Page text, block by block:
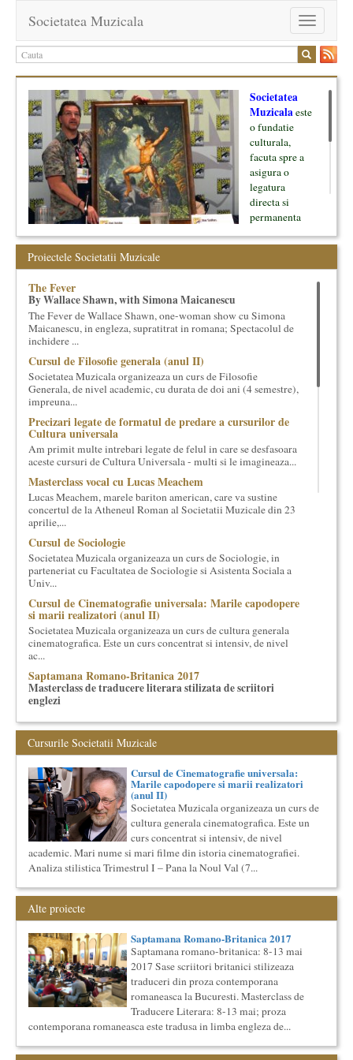
Toggle
navigation
Societatea Muzicala
Societatea
Muzicalaeste
o fundatie
culturala,
facuta spre a
asigura o
legatura
directa si
permanenta
oamenii ei, pe
inceput cu muzica clasica - si de aici numele -, insa acum
dezvoltam proiecte si in alte domenii ale culturii.
Facem management cultural, dezvoltam si administram proiecte
cultural si consultanta. Organizam concursuri, concerte si
evenimente culturale, private sau publice, tinem cursuri de
cultura generala muzicala, teatrala, filosofica si de alte feluri.
Cuvinte in plus despre proiect, despre cei care il administreaza si
cei care il finantateaza sunt in rubricile de mai jos.
Proiectele Societatii Muzicale
The Fever
By Wallace Shawn, with Simona Maicanescu
The Fever de Wallace Shawn, one-woman show cu Simona
Maicanescu, in engleza, supratitrat in romana; Spectacolul de
inchidere ...
Cursul de Filosofie generala (anul II)
Societatea Muzicala organizeaza un curs de Filosofie
Generala, de nivel academic, cu durata de doi ani (4 semestre),
impreuna...
Precizari legate de formatul de predare a cursurilor de
Cultura universala
Am primit multe intrebari legate de felul in care se desfasoara
aceste cursuri de Cultura Universala - multi si le imagineaza...
Masterclass vocal cu Lucas Meachem
Lucas Meachem, marele bariton american, care va sustine
concertul de la Atheneul Roman al Societatii Muzicale din 23
aprilie,...
Cursul de Sociologie
Societatea Muzicala organizeaza un curs de Sociologie, in
parteneriat cu Facultatea de Sociologie si Asistenta Sociala a
Univ...
Cursul de Cinematografie universala: Marile capodopere
si marii realizatori (anul II)
Societatea Muzicala organizeaza un curs de cultura generala
cinematografica. Este un curs concentrat si intensiv, de nivel
ac...
Saptamana Romano-Britanica 2017
Masterclass de traducere literara stilizata de scriitori
englezi
britanici stilizeaza traduceri din proza contemporana
romaneasca ...
Masterclass de traducere literara stilizata de scriitori
englezi
“Lidia Vianu’s Students Translate” Ediția a III-a / 16-21
aprilie 2018 5 scriitori britanici şi o edi...
Cursul de Teatru universal
Societatea Muzicala organizeaza un curs de cultura generala
teatrala, de nivel academic, in parteneriat cu Universitatea
Nati...
Bucurestiul Cultural Neconventional
(Neconventionaliada)
Competitia proiectelor culturale neconventionale ale
Bucurestiului
Bucurestiul Cultural Neconventional (sau Neconventionaliada
- nume provizoriu) are ca obiectiv prezentarea tuturor
proiectelo...
Cursul de Lingvistica (anul II)
Societatea Muzicala organizeaza un curs de cultura generala
lingvistica. Este un curs intensiv si concentrat, de nivel
academ...
Masterclass vocal cu Lucas Meachem, editia a II-a (2018)
Cursurile Societatii Muzicale
Cursul de Cinematografie universala:
Marile capodopere si marii realizatori
(anul II)
Societatea Muzicala organizeaza un curs de
cultura generala cinematografica. Este un
curs concentrat si intensiv, de nivel
academic. Mari nume si mari filme din istoria cinematografiei.
Analiza stilistica Trimestrul I – Pana la Noul Val (7...
Alte proiecte
Saptamana Romano-Britanica 2017
Saptamana romano-britanica: 8-13 mai
2017 Sase scriitori britanici stilizeaza
traduceri din proza contemporana
romaneasca la Bucuresti. Masterclass de
Traducere Literara: 8-13 mai; proza
contemporana romaneasca este tradusa in limba engleza de...